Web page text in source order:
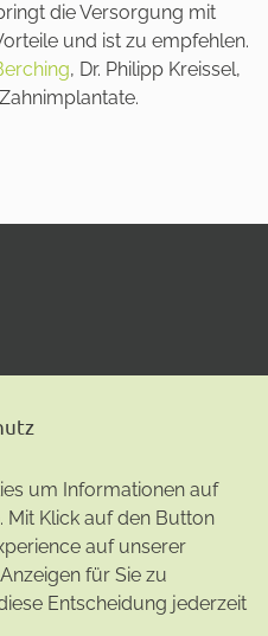
die Versorgung mit
und ist zu empfehlen.
, Dr. Philipp Kreissel,
um Informationen auf
Mit Klick auf den Button
auf unserer
für Sie zu
Entscheidung jederzeit